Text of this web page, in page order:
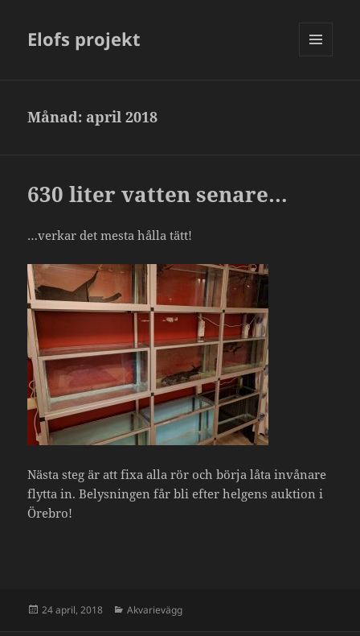
Elofs projekt
Månad: april 2018
630 liter vatten senare…
…verkar det mesta hålla tätt!
Nästa steg är att fixa alla rör och börja låta invånare
flytta in. Belysningen får bli efter helgens auktion i
Örebro!
Postat
24 april, 2018 Kategorier
Akvarievägg